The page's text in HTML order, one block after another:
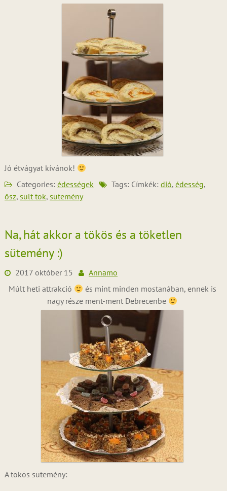
Jó étvágyat kívánok!
Categories: édességek Tags: Címkék: dió, édesség,
ősz, sült tök, sütemény
Na, hát akkor a tökös és a töketlen
sütemény :)
2017 október 15
Annamo
Múlt heti attrakció
és mint minden mostanában, ennek is
nagy része ment-ment Debrecenbe
A tökös sütemény: